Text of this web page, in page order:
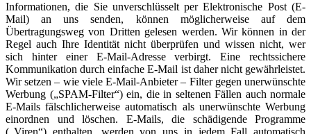
Informationen, die Sie unverschlüsselt per Elektronische Post (E-
Mail) an uns senden, können möglicherweise auf dem
Übertragungsweg von Dritten gelesen werden. Wir können in der
Regel auch Ihre Identität nicht überprüfen und wissen nicht, wer
sich hinter einer E-Mail-Adresse verbirgt. Eine rechtssichere
Kommunikation durch einfache E-Mail ist daher nicht gewährleistet.
Wir setzen – wie viele E-Mail-Anbieter – Filter gegen unerwünschte
Werbung („SPAM-Filter“) ein, die in seltenen Fällen auch normale
E-Mails fälschlicherweise automatisch als unerwünschte Werbung
einordnen und löschen. E-Mails, die schädigende Programme